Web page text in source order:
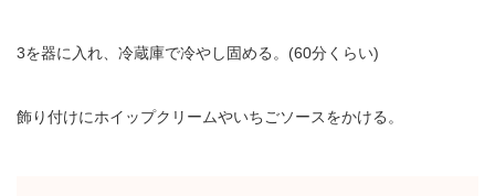
3を器に入れ、冷蔵庫で冷やし固める。(60分くらい)
飾り付けにホイップクリームやいちごソースをかける。